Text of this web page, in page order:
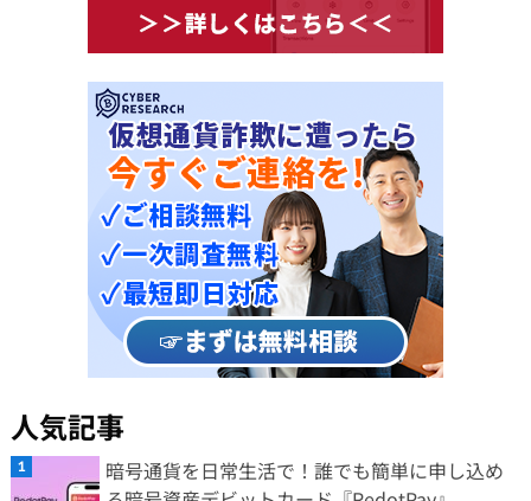
人気記事
暗号通貨を日常生活で！誰でも簡単に申し込め